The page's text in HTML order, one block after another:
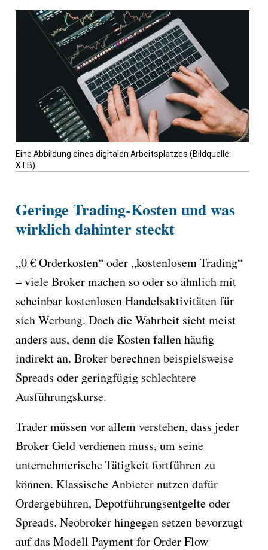
Eine Abbildung eines digitalen Arbeitsplatzes (Bildquelle:
XTB)
Geringe Trading-Kosten und was
wirklich dahinter steckt
„0 € Orderkosten“ oder „kostenlosem Trading“
– viele Broker machen so oder so ähnlich mit
scheinbar kostenlosen Handelsaktivitäten für
sich Werbung. Doch die Wahrheit sieht meist
anders aus, denn die Kosten fallen häufig
indirekt an. Broker berechnen beispielsweise
Spreads oder geringfügig schlechtere
Ausführungskurse.
Trader müssen vor allem verstehen, dass jeder
Broker Geld verdienen muss, um seine
unternehmerische Tätigkeit fortführen zu
können. Klassische Anbieter nutzen dafür
Ordergebühren, Depotführungsentgelte oder
Spreads. Neobroker hingegen setzen bevorzugt
auf das Modell Payment for Order Flow